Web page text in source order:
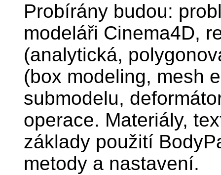
Probírány budou:
modeláři Cinema4D,
(analytická,
(box modeling, mesh
submodelu,
operace. Materiály,
základy použití
metody a nastavení.